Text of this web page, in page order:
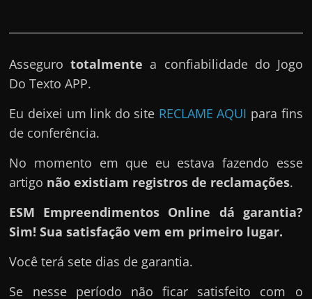
Assegurototalmente a confiabilidade do Jogo
Do Texto APP.
Eu deixei um link do site RECLAME AQUI para fins
de conferência.
No momento em que eu estava fazendo esse
artigo não existiam registros de reclamações.
ESM Empreendimentos Online dá garantia?
Sim! Sua satisfação vem em primeiro lugar.
Você terá sete dias de garantia.
Se nesse período não ficar satisfeito com o